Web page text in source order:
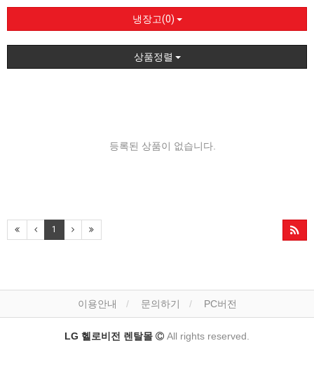
냉장고(0)
상품정렬
등록된 상품이 없습니다.
1
이용안내 문의하기 PC버전
LG 헬로비전 렌탈몰 All rights reserved.